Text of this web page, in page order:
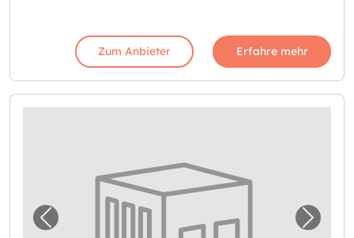
Zum Anbieter Erfahre mehr
Vorheriges Bild für "Lagerraum in